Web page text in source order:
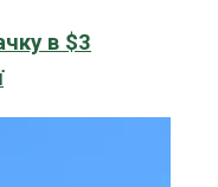
в $3